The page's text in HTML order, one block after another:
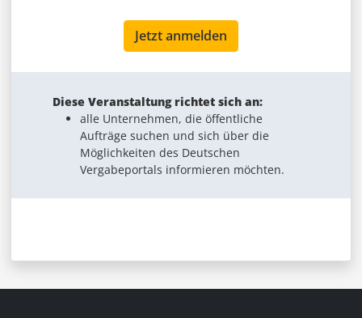
Jetzt anmelden
Diese Veranstaltung richtet sich an:
alle Unternehmen, die öffentliche
Aufträge suchen und sich über die
Möglichkeiten des Deutschen
Vergabeportals informieren möchten.